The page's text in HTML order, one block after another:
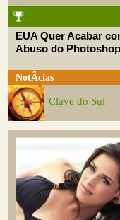
EUA Quer Acabar
Abuso do Photoshop
NotÃ­cias
Clave do Sul